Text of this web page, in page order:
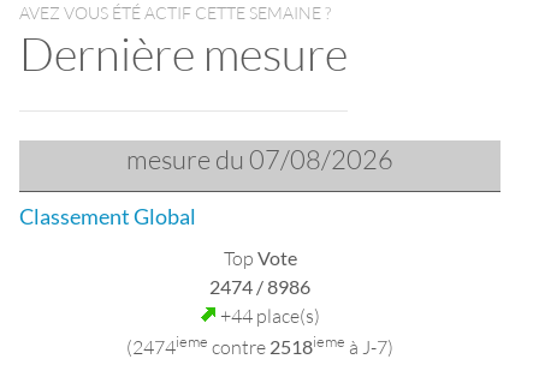
AVEZ VOUS ÉTÉ ACTIF CETTE SEMAINE ?
Dernière mesure
mesure du 07/08/2026
Classement Global
Top Vote
2474 / 8986
+44 place(s)
(2474ieme contre 2518ieme à J-7)